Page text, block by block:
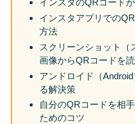
インスタのQRコード
インスタアプリでの
方法
スクリーンショット（
画像からQRコードを
アンドロイド（
る解決策
自分のQRコードを相
ためのコツ